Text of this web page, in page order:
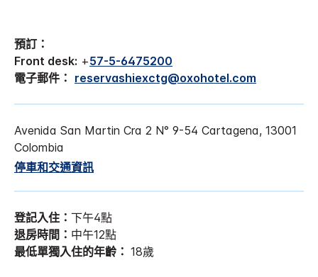
預訂：
Front desk: +57-5-6475200
電子郵件： reservashiexctg@oxohotel.com
Avenida San Martin Cra 2 N° 9-54 Cartagena, 13001
Colombia
停車和交通資訊
登記入住： 下午4點
退房時間： 中午12點
最低單獨入住的年齡： 18歲